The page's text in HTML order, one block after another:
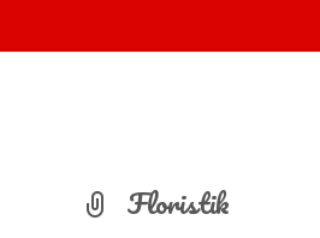
Floristik